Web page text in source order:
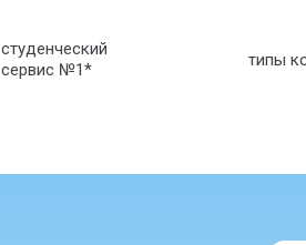
студенческий
сервис №1* типы